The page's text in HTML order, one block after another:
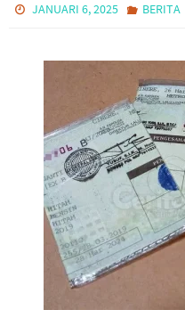
JANUARI 6, 2025 BERITA